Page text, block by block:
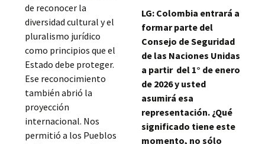
de reconocer la
diversidad cultural y el
pluralismo jurídico
como principios que el
Estado debe proteger.
Ese reconocimiento
también abrió la
proyección
internacional. Nos
permitió a los Pueblos
LG: Colombia entrará a
formar parte del
Consejo de Seguridad
de las Naciones Unidas
a partir del 1° de enero
de 2026 y usted
asumirá esa
representación. ¿Qué
significado tiene este
momento, no sólo